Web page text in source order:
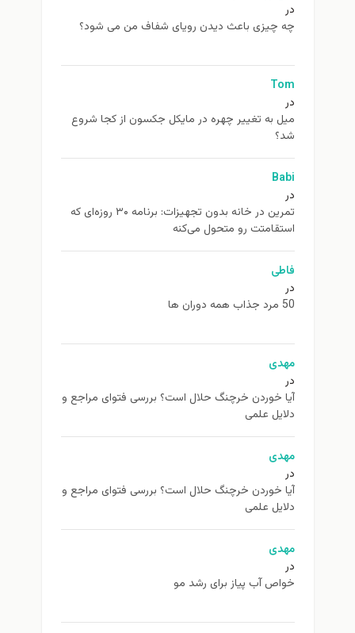
در
چه چیزی باعث دیدن رویای شفاف من می شود؟
Tom
در
ميل به تغيير چهره در مایکل جکسون از كجا شروع
شد؟
Babi
در
تمرین در خانه بدون تجهیزات: برنامه ۳۰ روزه‌ای که
استقامتت رو متحول می‌کنه
فاطی
در
50 مرد جذاب همه دوران ها
مهدی
در
آیا خوردن خرچنگ حلال است؟ بررسی فتوای مراجع و
دلایل علمی
مهدی
در
آیا خوردن خرچنگ حلال است؟ بررسی فتوای مراجع و
دلایل علمی
مهدی
در
خواص آب پیاز برای رشد مو